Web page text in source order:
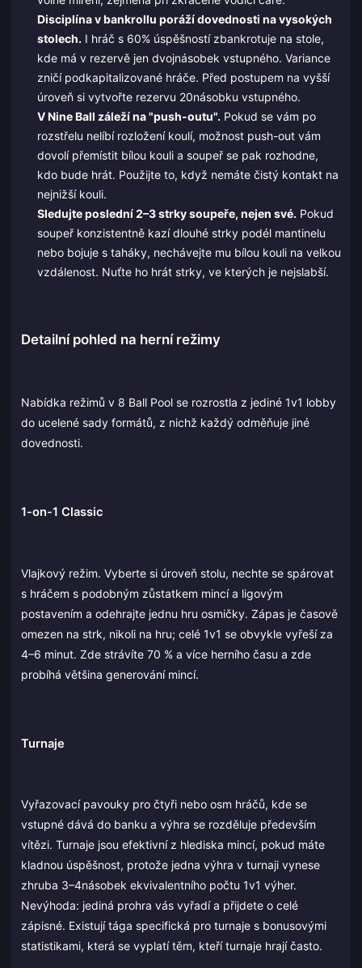
Disciplína v bankrollu poráží dovednosti na vysokých
stolech. I hráč s 60% úspěšností zbankrotuje na stole,
kde má v rezervě jen dvojnásobek vstupného. Variance
zničí podkapitalizované hráče. Před postupem na vyšší
úroveň si vytvořte rezervu 20násobku vstupného.
V Nine Ball záleží na "push-outu". Pokud se vám po
rozstřelu nelíbí rozložení koulí, možnost push-out vám
dovolí přemístit bílou kouli a soupeř se pak rozhodne,
kdo bude hrát. Použijte to, když nemáte čistý kontakt na
nejnižší kouli.
Sledujte poslední 2–3 strky soupeře, nejen své. Pokud
soupeř konzistentně kazí dlouhé strky podél mantinelu
nebo bojuje s taháky, nechávejte mu bílou kouli na velkou
vzdálenost. Nuťte ho hrát strky, ve kterých je nejslabší.
Detailní pohled na herní režimy
Nabídka režimů v 8 Ball Pool se rozrostla z jediné 1v1 lobby
do ucelené sady formátů, z nichž každý odměňuje jiné
dovednosti.
1-on-1 Classic
Vlajkový režim. Vyberte si úroveň stolu, nechte se spárovat
s hráčem s podobným zůstatkem mincí a ligovým
postavením a odehrajte jednu hru osmičky. Zápas je časově
omezen na strk, nikoli na hru; celé 1v1 se obvykle vyřeší za
4–6 minut. Zde strávíte 70 % a více herního času a zde
probíhá většina generování mincí.
Turnaje
Vyřazovací pavouky pro čtyři nebo osm hráčů, kde se
vstupné dává do banku a výhra se rozděluje především
vítězi. Turnaje jsou efektivní z hlediska mincí, pokud máte
kladnou úspěšnost, protože jedna výhra v turnaji vynese
zhruba 3–4násobek ekvivalentního počtu 1v1 výher.
Nevýhoda: jediná prohra vás vyřadí a přijdete o celé
zápisné. Existují tága specifická pro turnaje s bonusovými
statistikami, která se vyplatí těm, kteří turnaje hrají často.